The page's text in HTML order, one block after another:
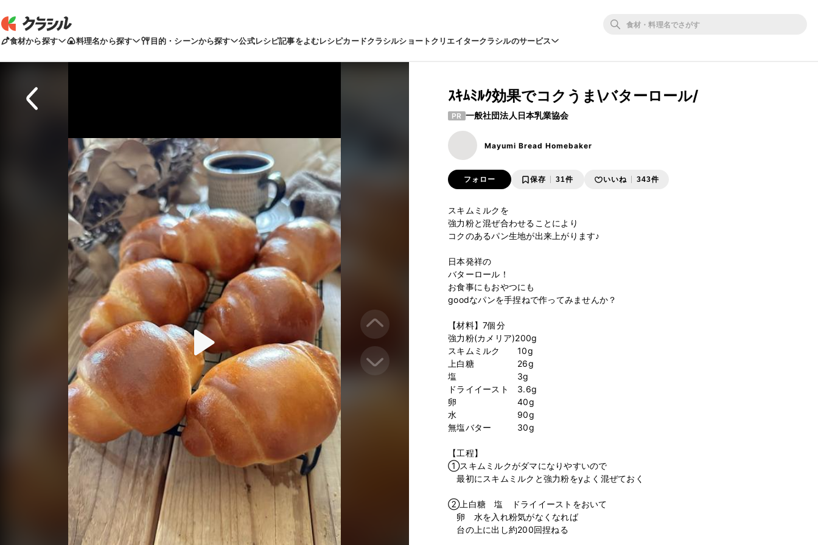
食材から探す 料理名から探す 目的・シーンから探す 公式レシピ記事をよむレシピカードクラシルショートクリエイタークラシルのサービス
ｽｷﾑﾐﾙｸ効果でコクうま\バターロール/
PR 一般社団法人日本乳業協会
Mayumi Bread Homebaker
フォロー 保存 31件 いいね 343件
スキムミルクを
強力粉と混ぜ合わせることにより
コクのあるパン生地が出来上がります♪
日本発祥の
バターロール！
お食事にもおやつにも
goodなパンを手捏ねで作ってみませんか？
【材料】7個分
強力粉(カメリア)200g
スキムミルク　　10g
上白糖　　　　　26g
塩　　　　　　　3g
ドライイースト　3.6g
卵　　　　　　　40g
水　　　　　　　90g
無塩バター　　　30g
【工程】
①スキムミルクがダマになりやすいので
最初にスキムミルクと強力粉をyよく混ぜておく
②上白糖　塩　ドライイーストをおいて
卵　水を入れ粉気がなくなれば
台の上に出し約200回捏ねる